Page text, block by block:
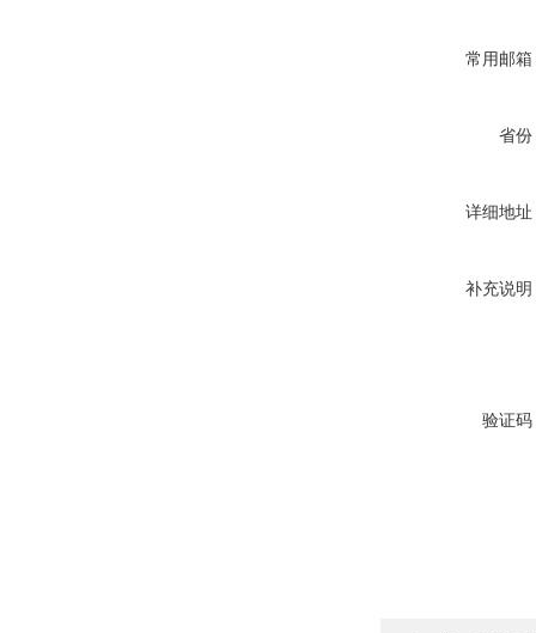
常用邮箱
省份
详细地址
补充说明
验证码